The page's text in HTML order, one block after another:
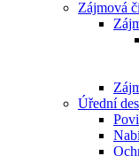
Zájmová
Úřední